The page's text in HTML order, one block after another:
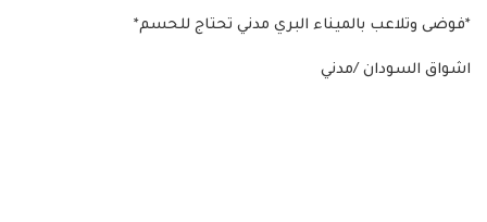
*فوضى وتلاعب بالميناء البري مدني تحتاج للحسم*
اشواق السودان /مدني